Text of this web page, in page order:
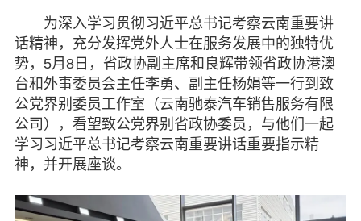
州市动态
专题活动
履行职责
自身建设
致公风采
为深入学习贯彻习近平总书记考察云南重要讲
话精神，充分发挥党外人士在服务发展中的独特优
势，5月8日，省政协副主席和良辉带领省政协港澳
台和外事委员会主任李勇、副主任杨娟等一行到致
公党界别委员工作室（云南驰泰汽车销售服务有限
公司），看望致公党界别省政协委员，与他们一起
学习习近平总书记考察云南重要讲话重要指示精
神，并开展座谈。